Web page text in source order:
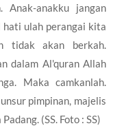
Anak-anakku jangan
hati ulah perangai kita
tidak akan berkah.
dalam Al'quran Allah
Maka camkanlah.
pimpinan, majelis
(SS. Foto : SS)